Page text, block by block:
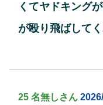
くてヤドキング
が殴り飛ばして
25 名無しさん